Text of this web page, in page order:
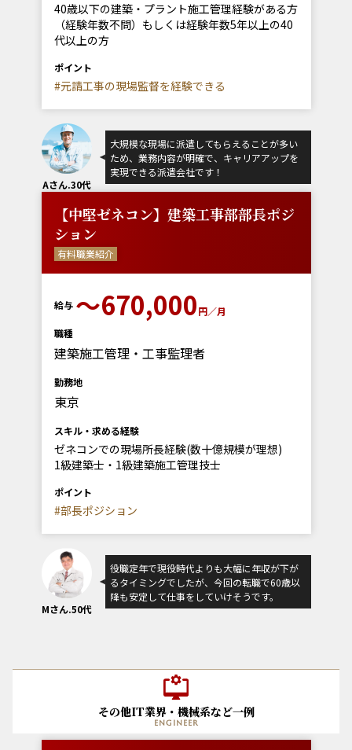
40歳以下の建築・プラント施工管理経験がある方
（経験年数不問）もしくは経験年数5年以上の40
代以上の方
ポイント
#元請工事の現場監督を経験できる
Aさん.30代
大規模な現場に派遣してもらえることが多い
ため、業務内容が明確で、キャリアアップを
実現できる派遣会社です！
【中堅ゼネコン】建築工事部部長ポジ
ション
有料職業紹介
給与 〜670,000円／月
職種
建築施工管理・工事監理者
勤務地
東京
スキル・求める経験
ゼネコンでの現場所長経験(数十億規模が理想)
1級建築士・1級建築施工管理技士
ポイント
#部長ポジション
Mさん.50代
役職定年で現役時代よりも大幅に年収が下が
るタイミングでしたが、今回の転職で60歳以
降も安定して仕事をしていけそうです。
その他IT業界・機械系など一例
engineer